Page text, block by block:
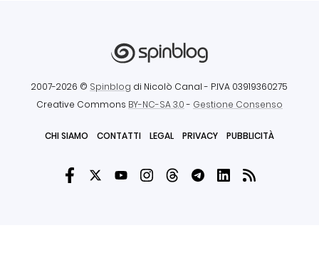
2007-2026 © Spinblog di Nicolò Canal - P.IVA 03919360275
Creative Commons BY-NC-SA 3.0- Gestione Consenso
CHI SIAMO CONTATTI LEGAL PRIVACY PUBBLICITÀ